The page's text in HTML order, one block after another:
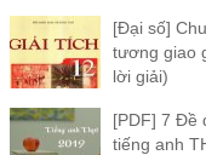
[Đại số]
tương giao
lời giải)
[PDF] 7 Đề
tiếng anh